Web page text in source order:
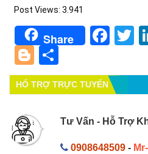
Post Views: 3.941
Share
Blogger
HỔ TRỢ TRỰC TUYẾN
Tư Vấn - Hỗ Trợ
0908648509-